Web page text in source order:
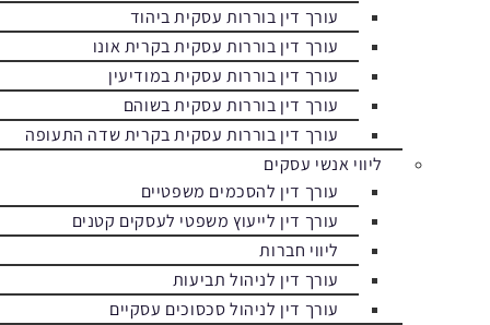
עורך דין בוררות עסקית ביהוד
עורך דין בוררות עסקית בקרית אונו
עורך דין בוררות עסקית במודיעין
עורך דין בוררות עסקית בשוהם
עורך דין בוררות עסקית בקרית שדה התעופה
ליווי אנשי עסקים
עורך דין להסכמים משפטיים
עורך דין לייעוץ משפטי לעסקים קטנים
ליווי חברות
עורך דין לניהול תביעות
עורך דין לניהול סכסוכים עסקיים